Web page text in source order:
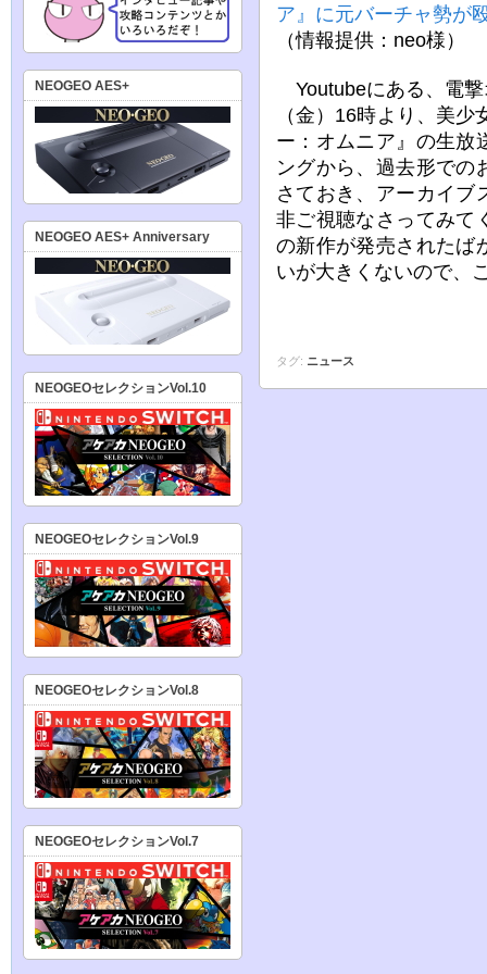
ア』に元バーチャ勢が
（情報提供：neo様）
Youtubeにある、電
（金）16時より、美
ー：オムニア』の生放
ングから、過去形での
さておき、アーカイブ
非ご視聴なさってみて
の新作が発売されたば
いが大きくないので、
タグ: ニュース
NEOGEO AES+
NEOGEO AES+ Anniversary
NEOGEOセレクションVol.10
NEOGEOセレクションVol.9
NEOGEOセレクションVol.8
NEOGEOセレクションVol.7